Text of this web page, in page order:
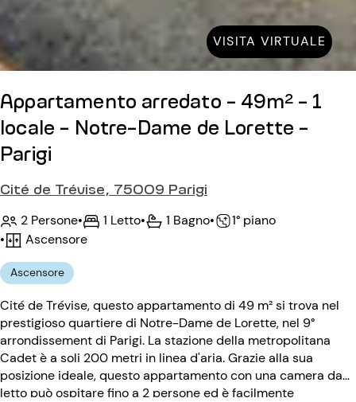
VISITA VIRTUALE
Appartamento arredato - 49m² - 1
locale - Notre-Dame de Lorette -
Parigi
Cité de Trévise, 75009 Parigi
2 Persone• 1 Letto• 1 Bagno•
1° piano
•
Ascensore
Ascensore
Cité de Trévise, questo appartamento di 49 m² si trova nel
prestigioso quartiere di Notre-Dame de Lorette, nel 9°
arrondissement di Parigi. La stazione della metropolitana
Cadet è a soli 200 metri in linea d'aria. Grazie alla sua
posizione ideale, questo appartamento con una camera da
letto può ospitare fino a 2 persone ed è facilmente